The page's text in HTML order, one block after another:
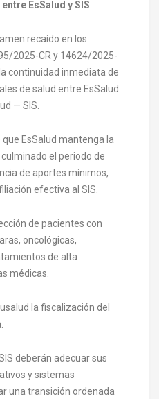
EsSalud y SIS
recaído en los
2025-CR y 14624/2025-
continuidad inmediata de
de salud entre EsSalud
— SIS.
EsSalud mantenga la
el periodo de
de aportes mínimos,
efectiva al SIS.
de pacientes con
oncológicas,
de alta
médicas.
la fiscalización del
deberán adecuar sus
y sistemas
una transición ordenada